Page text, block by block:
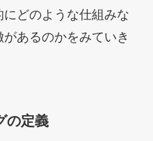
どのような仕組みな
あるのかをみていき
の定義